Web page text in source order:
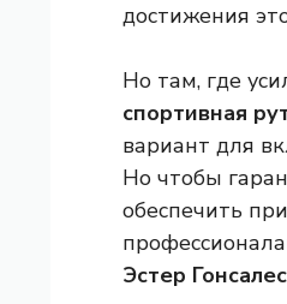
достижения
Но там, где
спортивная
вариант для
Но чтобы
обеспечить
Эстер Гонсалес